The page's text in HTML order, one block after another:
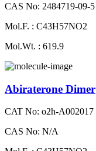
CAS No: 2484719-09-5
Mol.F. : C43H57NO2
Mol.Wt. : 619.9
Abiraterone Dimer
CAT No: o2h-A002017
CAS No: N/A